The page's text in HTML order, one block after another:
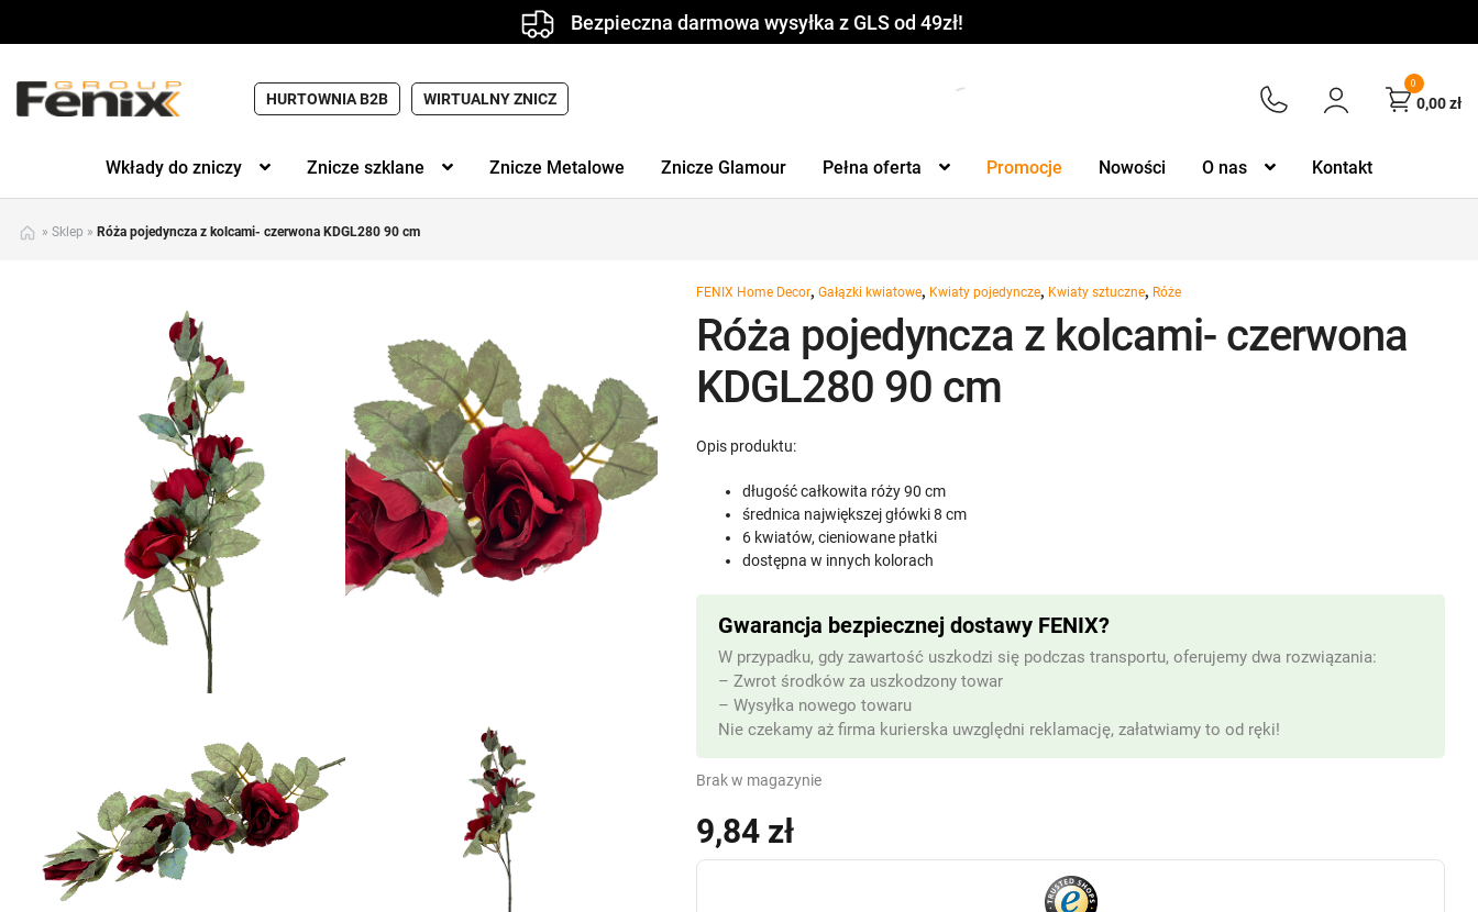
Bezpieczna darmowa wysyłka z GLS od 49zł!
HURTOWNIA B2B WIRTUALNY ZNICZ
0
0,00zł
Wkłady do zniczy Znicze szklane Znicze Metalowe Znicze Glamour Pełna oferta Promocje Nowości O nas Kontakt
» Sklep » Róża pojedyncza z kolcami- czerwona KDGL280 90 cm
FENIX Home Decor,Gałązki kwiatowe, Kwiaty pojedyncze, Kwiaty sztuczne, Róże
Róża pojedyncza z kolcami- czerwona
KDGL280 90 cm
9,84 zł
Opis produktu:
długość całkowita róży 90 cm
średnica największej główki 8 cm
6 kwiatów, cieniowane płatki
dostępna w innych kolorach
Brak w magazynie
Gwarancja bezpiecznej dostawy FENIX?
W przypadku, gdy zawartość uszkodzi się podczas transportu, oferujemy dwa rozwiązania:
– Zwrot środków za uszkodzony towar
– Wysyłka nowego towaru
Nie czekamy aż firma kurierska uwzględni reklamację, załatwiamy to od ręki!